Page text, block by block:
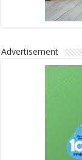
Advertisement